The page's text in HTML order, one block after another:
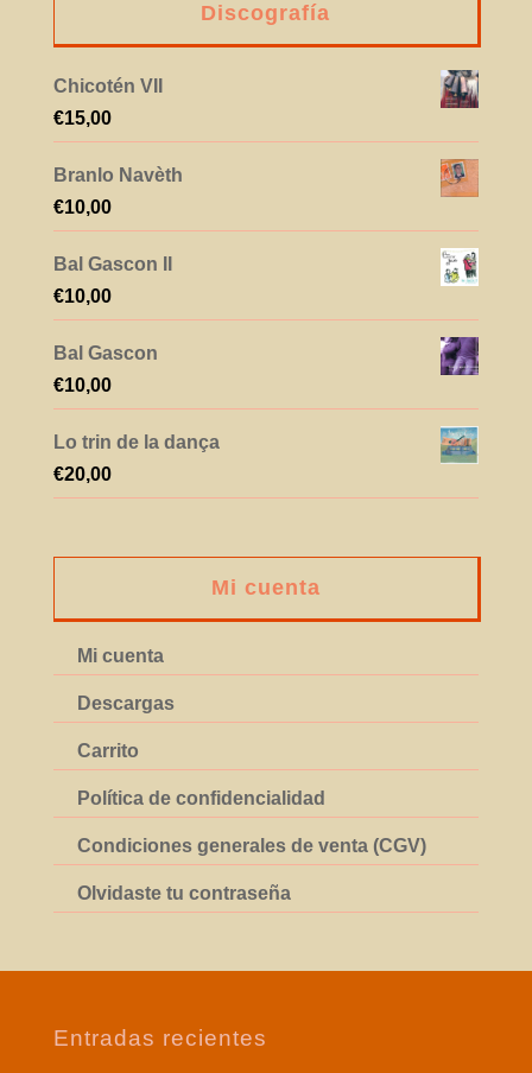
Discografía
Chicotén VII
€15,00
Branlo Navèth
€10,00
Bal Gascon II
€10,00
Bal Gascon
€10,00
Lo trin de la dança
€20,00
Mi cuenta
Mi cuenta
Descargas
Carrito
Política de confidencialidad
Condiciones generales de venta (CGV)
Olvidaste tu contraseña
Entradas recientes